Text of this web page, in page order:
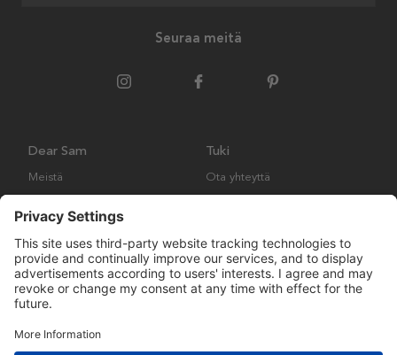
Seuraa meitä
Dear Sam
Meistä
Tuki
Ota yhteyttä
Palautukset ja vaatimukset